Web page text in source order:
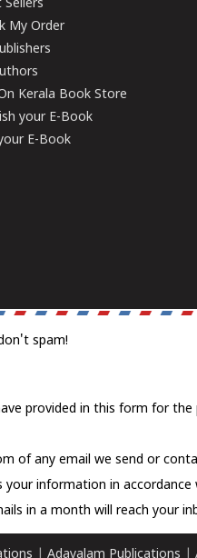
Sellers
My Order
Kerala Book Store
your E-Book
E-Book
spam!
provided in this form for the
of any email we send or
information in accordance
in a month will reach your
Adayalam Publications